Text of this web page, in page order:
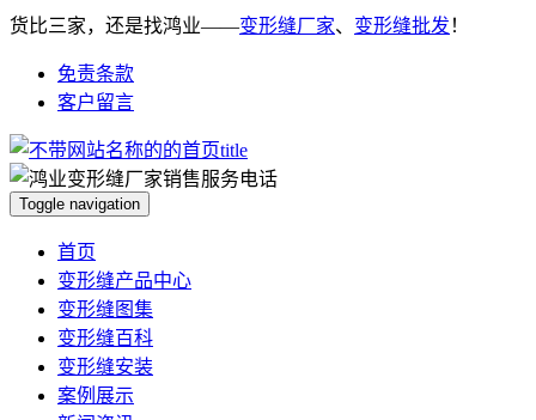
货比三家，还是找鸿业——变形缝厂家、 变形缝批发 ！
免责条款
客户留言
Toggle navigation
首页
变形缝产品中心
变形缝图集
变形缝百科
变形缝安装
案例展示